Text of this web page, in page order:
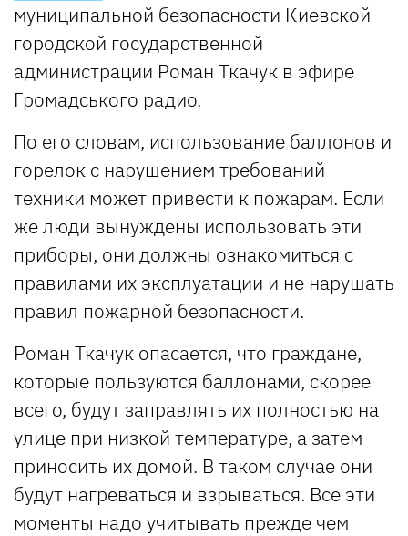
муниципальной безопасности Киевской
городской государственной
администрации Роман Ткачук в эфире
Громадського радио.
По его словам, использование баллонов и
горелок с нарушением требований
техники может привести к пожарам. Если
же люди вынуждены использовать эти
приборы, они должны ознакомиться с
правилами их эксплуатации и не нарушать
правил пожарной безопасности.
Роман Ткачук опасается, что граждане,
которые пользуются баллонами, скорее
всего, будут заправлять их полностью на
улице при низкой температуре, а затем
приносить их домой. В таком случае они
будут нагреваться и взрываться. Все эти
моменты надо учитывать прежде чем